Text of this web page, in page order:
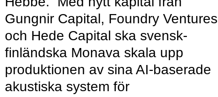
Gungnir Capital, Foundry Ventures
och Hede Capital ska svensk-
finländska Monava skala upp
produktionen av sina AI-baserade
akustiska system för